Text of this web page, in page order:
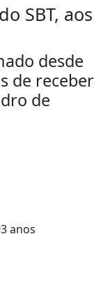
SBT, aos
desde
de receber
de